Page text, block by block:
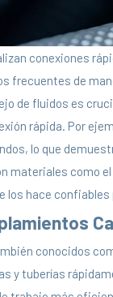
conexiones
frecuentes de
de fluidos es
rápida. Por
lo que
materiales como
los hace
conocidos
y tuberías